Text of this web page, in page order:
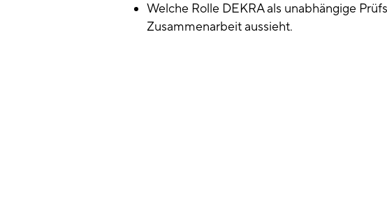
Welche Rolle DEKRA als unabhängige
Zusammenarbeit aussieht.